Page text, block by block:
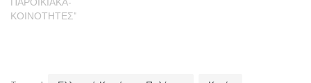
ΚΟΙΝΟΤΗΤΕΣ"